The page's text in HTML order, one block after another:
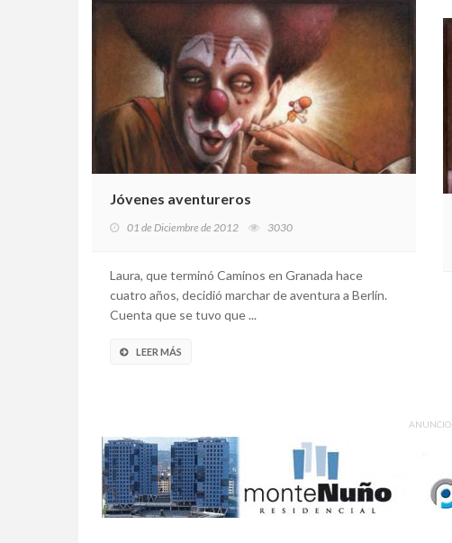
Jóvenes aventureros
01 de Diciembre de 2012 3030
Laura, que terminó Caminos en Granada hace
cuatro años, decidió marchar de aventura a Berlín.
Cuenta que se tuvo que ...
LEER MÁS
ANUNCIO